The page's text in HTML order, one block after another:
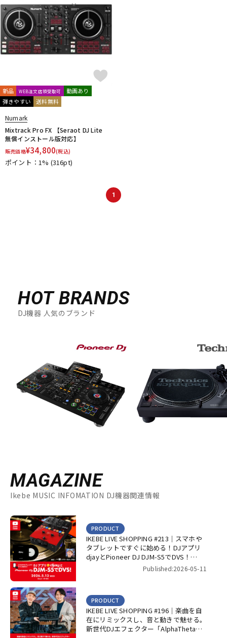
新品 WEB注文店頭受取可
動画あり
弾きやすい
送料無料
Numark
Mixtrack Pro FX 【Seraot DJ Lite
無償インストール版対応】
販売価格¥34,800(税込)
ポイント：1% (316pt)
1
HOT BRANDS
DJ機器 人気のブランド
MAGAZINE
Ikebe MUSIC INFOMATION DJ機器関連情報
IKEBE LIVE SHOPPING #213｜スマホや
タブレットですぐに始める！DJアプリ
djayとPioneer DJ DJM-S5でDVS！
【presented by パワーDJ’s 渋谷】
PRODUCT
Published:2026-05-11
IKEBE LIVE SHOPPING #196｜楽曲を自
在にリミックスし、音と動きで魅せる。
新世代DJエフェクター「AlphaTheta
PRODUCT